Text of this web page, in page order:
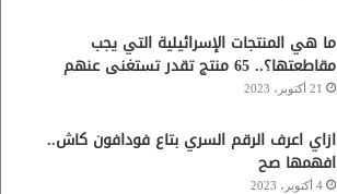
ما هي المنتجات الإسرائيلية التي يجب
مقاطعتها؟.. 65 منتج تقدر تستغنى عنهم
21 أكتوبر، 2023
ازاي اعرف الرقم السري بتاع فودافون كاش..
افهمها صح
4 أكتوبر، 2023